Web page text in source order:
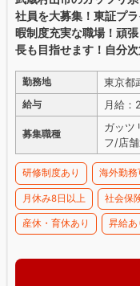
社員を大募集！東証プ
暇制度充実な職場！頑
長も目指せます！自分
勤務地 東京都
給与 月給：
募集職種
ガッツ
フ/店
研修制度あり 海外勤務
月休み8日以上 社会保
産休・育休あり 昇給あ